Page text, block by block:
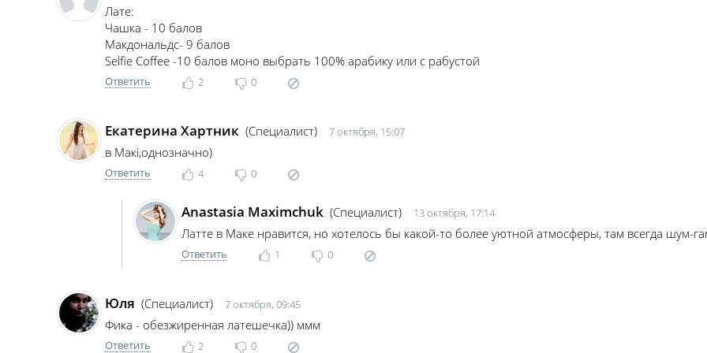
Лате:
Чашка - 10 балов
Макдональдс- 9 балов
Selfie Coffee -10 балов моно выбрать 100% арабику или с рабустой
Ответить 2 0
Екатерина Хартник (Специалист) 7 октября, 15:07
в Макі,однозначно)
Ответить 4 0
Anastasia Maximchuk (Специалист) 13 октября, 17:14
Латте в Маке нравится, но хотелось бы какой-то более уютной атмосферы, там всегда шум-
Ответить 1 0
Юля (Специалист) 7 октября, 09:45
Фика - обезжиренная латешечка)) ммм
Ответить 2 0